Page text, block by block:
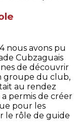
nous avons pu
Cubzaguais
de découvrir
groupe du club,
au rendez
a permis de créer
pour les
le rôle de guide